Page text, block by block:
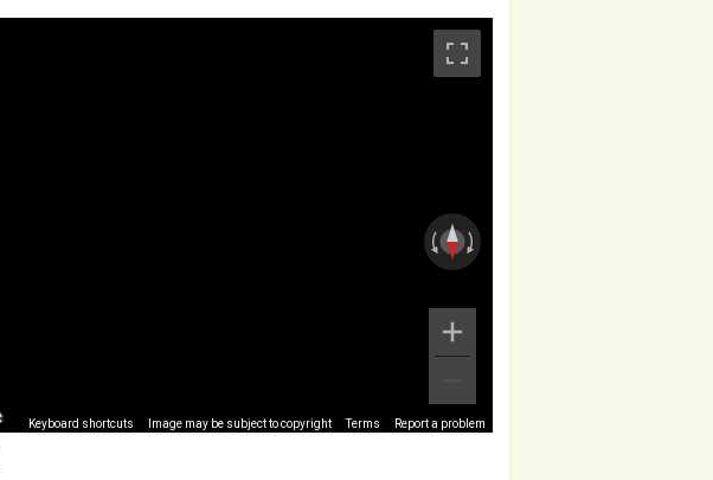
Keyboard shortcuts Image may be subject to copyright Terms Report a problem